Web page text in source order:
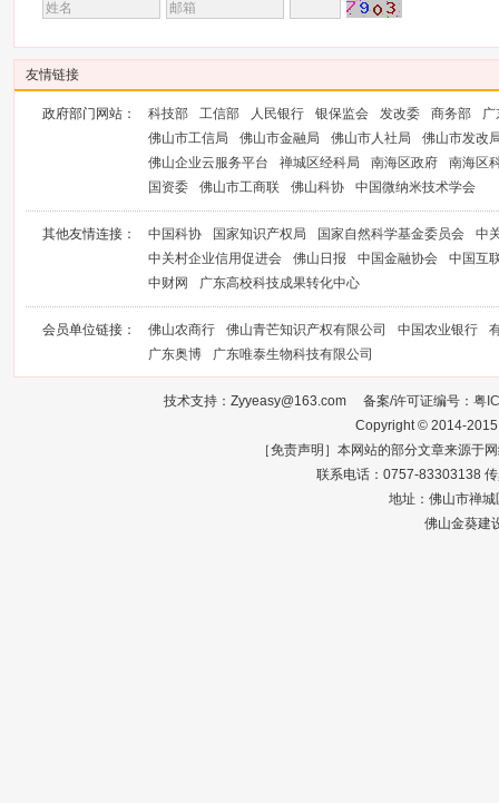
友情链接
政府部门网站： 科技部 工信部 人民银行 银保监会 发改委 商务部
广
佛山市工信局
佛山市金融局 佛山市人社局
佛山市发改
佛山企业云服务平台
禅城区经科局 南海区政府
南海区
国资委
佛山市工商联 佛山科协 中国微纳米技术学会
其他友情连接： 中国科协 国家知识产权局 国家自然科学基金委员会
中
中关村企业信用促进会
佛山日报 中国金融协会
中国互
中财网
广东高校科技成果转化中心
会员单位链接： 佛山农商行 佛山青芒知识产权有限公司 中国农业银行
广东奥博
广东唯泰生物科技有限公司
技术支持：Zyyeasy@163.com 备案/许可证编号： 粤
Copyright © 2014-
［免责声明］本网站的部分文章来源于
联系电话：0757-83303138
地址：佛山市禅
佛山金葵建